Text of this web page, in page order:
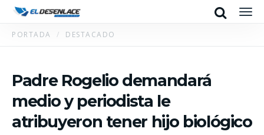
Search
PORTADA DESTACADO
Padre Rogelio demandará
medio y periodista le
atribuyeron tener hijo biológico